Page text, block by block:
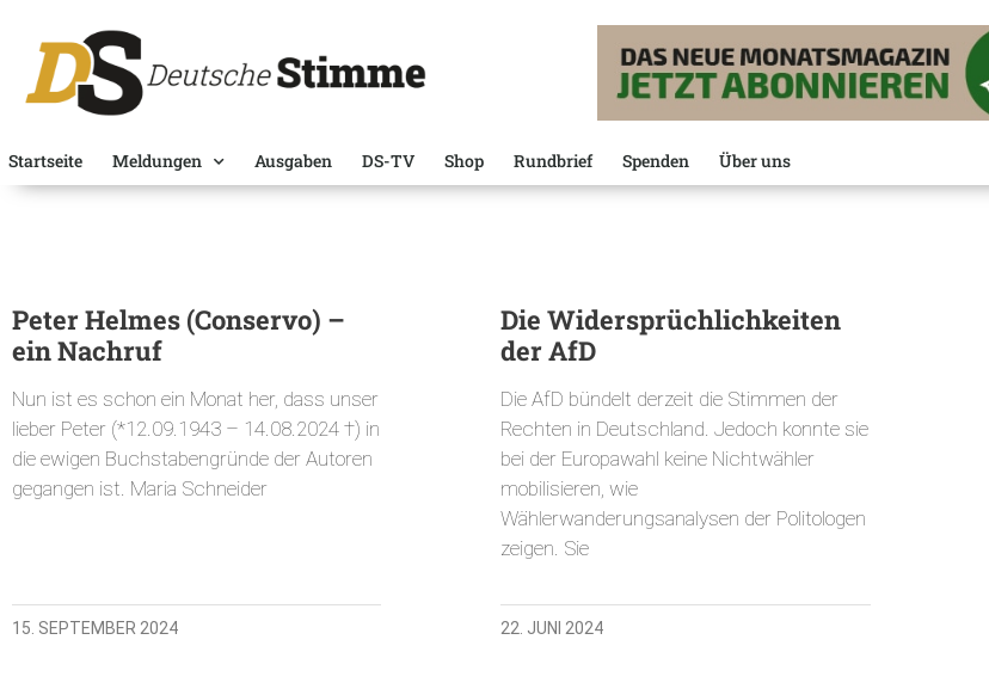
Startseite Meldungen Ausgaben DS-TV Shop Rundbrief Spenden Über uns
Peter Helmes (Conservo) –
ein Nachruf
Nun ist es schon ein Monat her, dass unser
lieber Peter (*12.09.1943 – 14.08.2024 †) in
die ewigen Buchstabengründe der Autoren
gegangen ist. Maria Schneider
15. SEPTEMBER 2024
Die Widersprüchlichkeiten
der AfD
Die AfD bündelt derzeit die Stimmen der
Rechten in Deutschland. Jedoch konnte sie
bei der Europawahl keine Nichtwähler
mobilisieren, wie
Wählerwanderungsanalysen der Politologen
zeigen. Sie
22. JUNI 2024